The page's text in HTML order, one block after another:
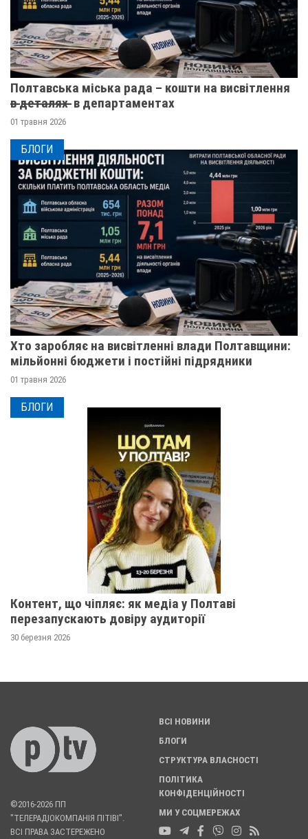
Полтавська міська рада – кошти на висвітлення
в̶ ̶д̶е̶т̶а̶л̶я̶х̶ ̶ в департаментах
01 травня 2026
БЛОГИ
Хто заробляє на висвітленні влади Полтавщини:
мільйонні бюджети і постійні підрядники
01 травня 2026
БЛОГИ
Контент, що чіпляє: як медіа у Полтаві
перезапускають довіру аудиторії
30 березня 2026
©2016-2026 ПП
"ТЕЛЕРАДІОКОМПАНІЯ ПІТІВІ".
ВСІ ПРАВА ЗАСТЕРЕЖЕНО
ВСІ НОВИНИ
БЛОГИ
СТРУКТУРА ВЛАСНОСТІ
ПОЛІТИКА
КОНФІДЕНЦІЙНОСТІ
МИ У СОЦМЕРЕЖАХ